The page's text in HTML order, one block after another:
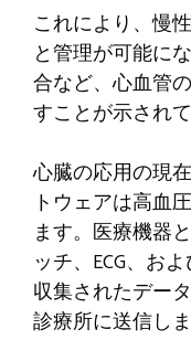
これにより、慢
と管理が可能に
合など、心血管
すことが示され
心臓の応用の現
トウェアは高血
ます。医療機器
ッチ、ECG、お
収集されたデー
診療所に送信しま